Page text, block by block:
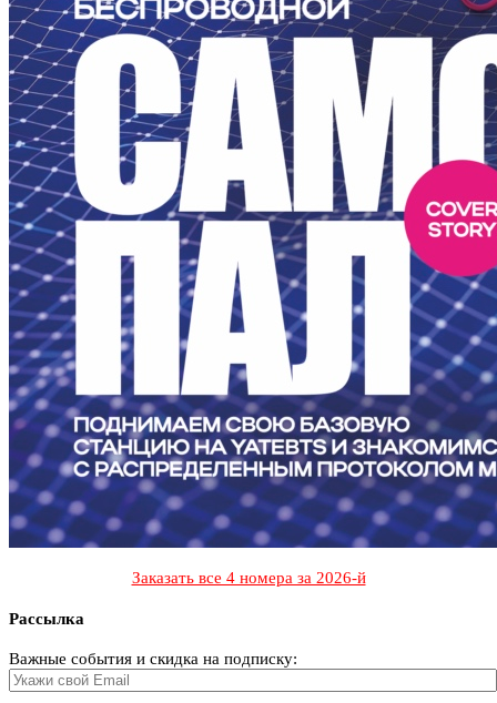
Заказать все 4 номера за 2026-й
Рассылка
Важные события и скидка на подписку: